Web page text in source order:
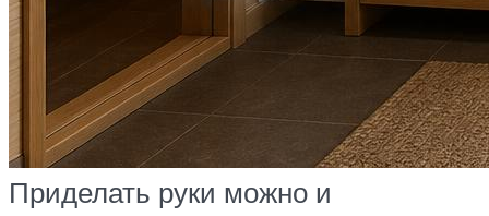
Приделать руки можно и